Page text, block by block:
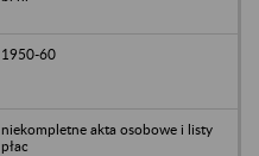
1950-60
niekompletne akta osobowe i listy
płac